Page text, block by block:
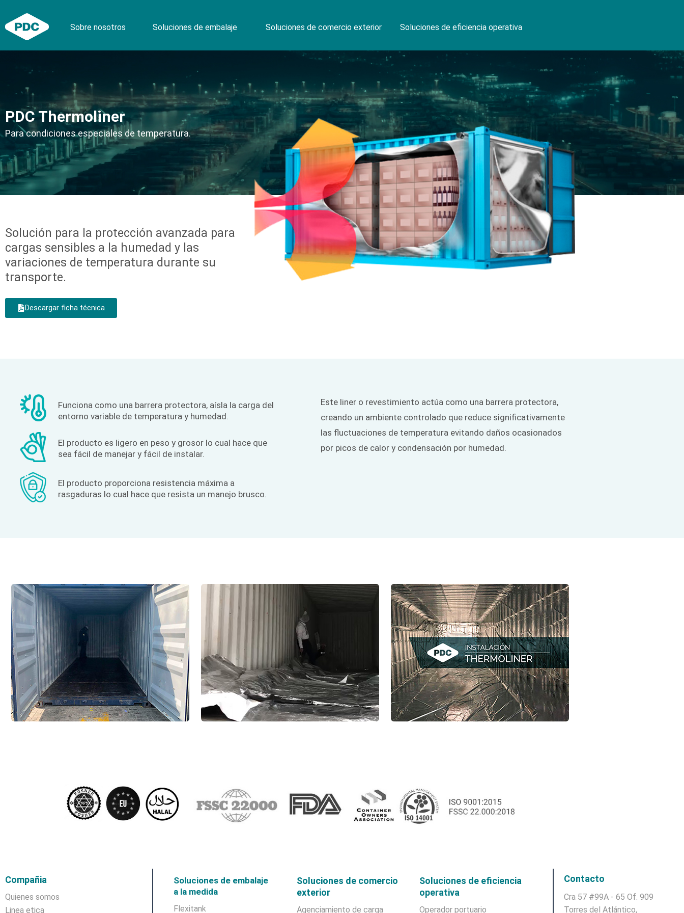
contenido
Sobre nosotros Soluciones de embalaje Soluciones de comercio exterior Soluciones de eficiencia operativa
PDC Thermoliner
Para condiciones especiales de temperatura.
Solución para la protección avanzada para
cargas sensibles a la humedad y las
variaciones de temperatura durante su
transporte.
Descargar ficha técnica
Funciona como una barrera protectora, aísla la carga del
entorno variable de temperatura y humedad.
El producto es ligero en peso y grosor lo cual hace que
sea fácil de manejar y fácil de instalar.
El producto proporciona resistencia máxima a
rasgaduras lo cual hace que resista un manejo brusco.
Este liner o revestimiento actúa como una barrera protectora,
creando un ambiente controlado que reduce significativamente
las fluctuaciones de temperatura evitando daños ocasionados
por picos de calor y condensación por humedad.
Compañia
Quienes somos
Linea etica
Soluciones de embalaje
a la medida
Flexitank
Soluciones de comercio
exterior
Agenciamiento de carga
Soluciones de eficiencia
operativa
Operador portuario
Contacto
Cra 57 #99A - 65 Of. 909
Torres del Atlántico,